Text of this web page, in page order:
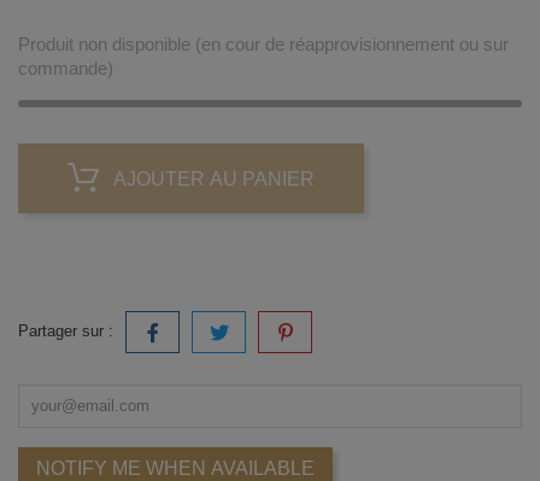
Produit non disponible (en cour de réapprovisionnement ou sur
commande)
AJOUTER AU PANIER
Partager sur :
NOTIFY ME WHEN AVAILABLE